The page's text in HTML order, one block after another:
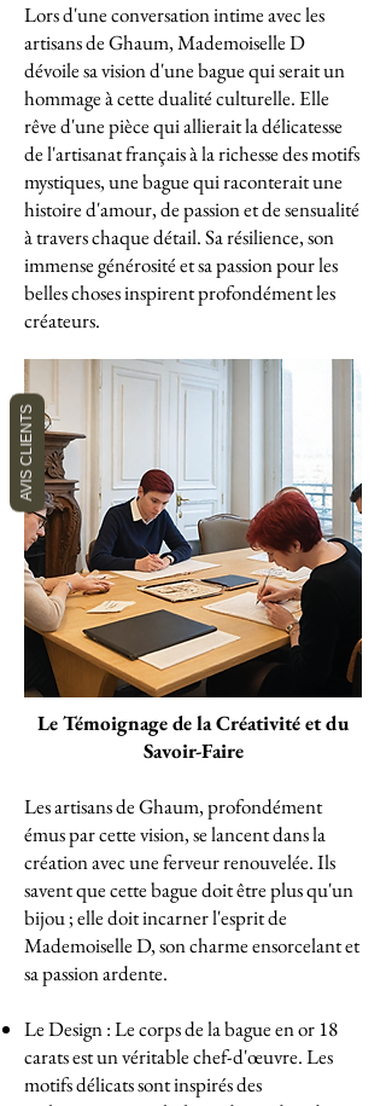
Lors d'une conversation intime avec les
artisans de Ghaum, Mademoiselle D
dévoile sa vision d'une bague qui serait un
hommage à cette dualité culturelle. Elle
rêve d'une pièce qui allierait la délicatesse
de l'artisanat français à la richesse des motifs
mystiques, une bague qui raconterait une
histoire d'amour, de passion et de sensualité
à travers chaque détail. Sa résilience, son
immense générosité et sa passion pour les
belles choses inspirent profondément les
créateurs.
Le Témoignage de la Créativité et du
Savoir-Faire
Les artisans de Ghaum, profondément
émus par cette vision, se lancent dans la
création avec une ferveur renouvelée. Ils
savent que cette bague doit être plus qu'un
bijou ; elle doit incarner l'esprit de
Mademoiselle D, son charme ensorcelant et
sa passion ardente.
Le Design : Le corps de la bague en or 18
carats est un véritable chef-d'œuvre. Les
motifs délicats sont inspirés des
AVIS CLIENTS